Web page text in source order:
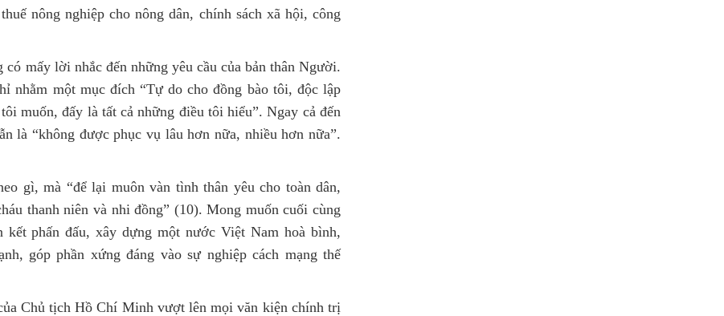
nông nghiệp cho nông dân, chính sách xã hội, công
mấy lời nhắc đến những yêu cầu của bản thân Người.
nhằm một mục đích “Tự do cho đồng bào tôi, độc lập
muốn, đấy là tất cả những điều tôi hiểu”. Ngay cả đến
là “không được phục vụ lâu hơn nữa, nhiều hơn nữa”.
gì, mà “để lại muôn vàn tình thân yêu cho toàn dân,
thanh niên và nhi đồng” (10). Mong muốn cuối cùng
kết phấn đấu, xây dựng một nước Việt Nam hoà bình,
góp phần xứng đáng vào sự nghiệp cách mạng thế
Chủ tịch Hồ Chí Minh vượt lên mọi văn kiện chính trị